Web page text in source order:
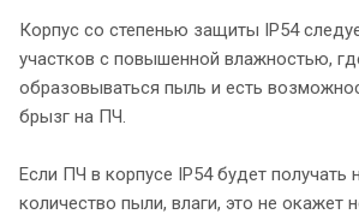
Корпус со степенью защиты IP54
участков с повышенной влажностью,
образовываться пыль и есть
брызг на ПЧ.
Если ПЧ в корпусе IP54 будет получать
количество пыли, влаги, это не окажет